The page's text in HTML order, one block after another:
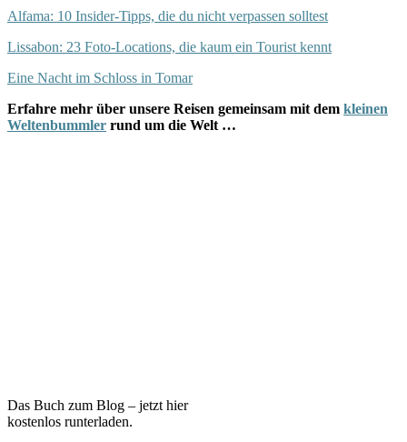
Alfama: 10 Insider-Tipps, die du nicht verpassen solltest
Lissabon: 23 Foto-Locations, die kaum ein Tourist kennt
Eine Nacht im Schloss in Tomar
Erfahre mehr über unsere Reisen gemeinsam mit dem kleinen
Weltenbummler rund um die Welt …
Das Buch zum Blog – jetzt hier
kostenlos runterladen.